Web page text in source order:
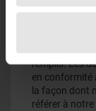
Politique
remplis. Les
en conformité
la façon dont
référer à notre